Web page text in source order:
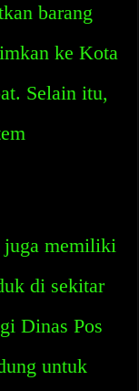
barang
ke Kota
Selain itu,
juga memiliki
di sekitar
Dinas Pos
untuk